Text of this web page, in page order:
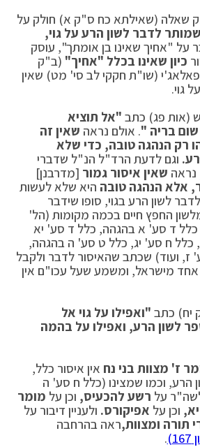
שאלה (שאילתא כח ס"ק א) חולק על
שמותר לדבר לשון הרע על גוי,
על "אחיך שאינו בן אומתך", עוסק
כיון שאינו בכלל "אחיך" (ב"ק
(שו"ת חקקי לב סי' מט) שאין
גוי.
(אות פג) כתב "אל תוציא
בריה ". אולם נראה שאין זה
רק הנהגה טובה, כדי שלא
וגם לדעת הרד"ל הנ"ל שדברי
נראה שאין איסור גמור [מדרבנן]
אלא הנהגה טובה היא שלא לעשות
לשון הרע בגוי, סופו שידבר
החפץ חיים בכמה מקומות (הל'
ד סע' א בהגהה, כלל ד סע' יא
כלל ח סע' יג, כלל ט סע' ה בהגהה,
ז, ועוד) שכתב שהאיסור לדבר ולקבל
מישראל, ומשמע שעל עכו"ם אין
יח) כתב "ואפילו על גוי אל
לשון הרע, ואפילו על בהמה
ז' מצוות בני נח אין איסור כלל,
הרע, וכמו שמצינו (כלל ח סע' ה
על רשע להכעיס, וכן על מומר
וכן על אפיקורס. ולעניין דיבור על
תורה ומצוות,ראה בהרחבה
.